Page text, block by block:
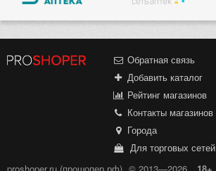
Обратная связь
Добавить каталог
Рейтинг магазинов
Контакты магазинов
Города
Для торговых сетей